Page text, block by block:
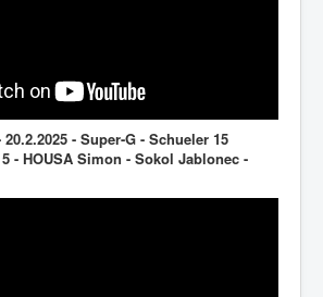
- Super-G - Schueler 15
- HOUSA Simon - Sokol Jablonec -